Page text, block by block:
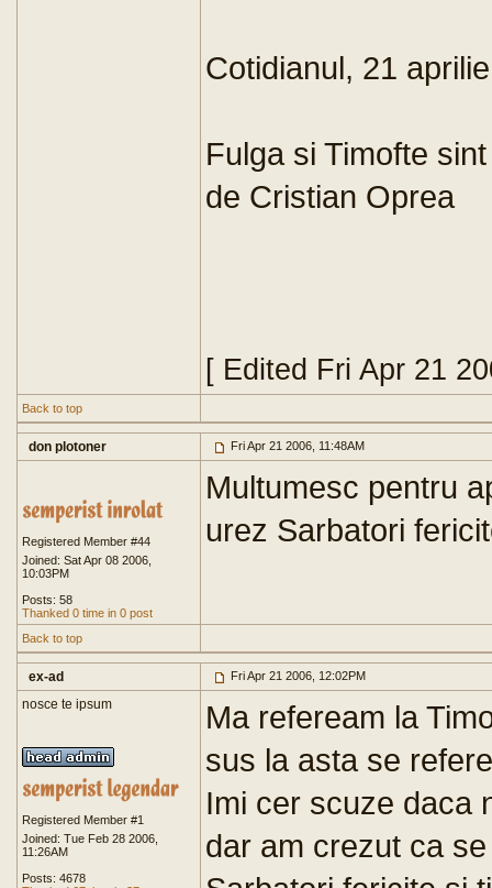
Cotidianul, 21 aprilie
Fulga si Timofte
de Cristian Oprea
[ Edited Fri Apr 21
Back to top
don plotoner Fri Apr 21 2006, 11:48AM
Registered Member #44
Joined: Sat Apr 08 2006,
10:03PM
Posts: 58
Thanked 0 time in 0 post
Multumesc pentru
urez Sarbatori
Back to top
ex-ad Fri Apr 21 2006, 12:02PM
nosce te ipsum
Registered Member #1
Joined: Tue Feb 28 2006,
11:26AM
Posts: 4678
Ma refeream la
sus la asta se
Imi cer scuze daca
dar am crezut ca